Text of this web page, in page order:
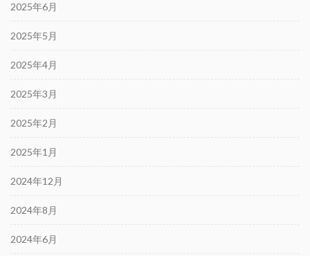
2025年6月
2025年5月
2025年4月
2025年3月
2025年2月
2025年1月
2024年12月
2024年8月
2024年6月